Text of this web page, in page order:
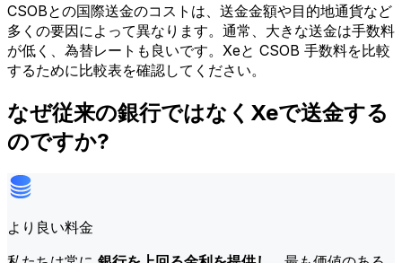
CSOBとの国際送金のコストは、送金金額や目的地通貨など
多くの要因によって異なります。通常、大きな送金は手数料
が低く、為替レートも良いです。Xeと CSOB 手数料を比較
するために比較表を確認してください。
なぜ従来の銀行ではなくXeで送金する
のですか?
より良い料金